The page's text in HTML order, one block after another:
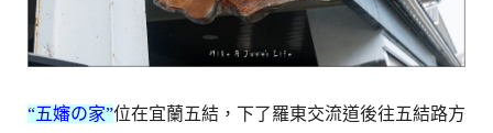
“五嬸の家”位在宜蘭五結，下了羅東交流道後往五結路方